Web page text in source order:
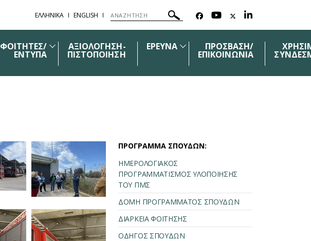
ΕΛΛΗΝΙΚΑ ENGLISH
ΦΟΙΤΗΤΕΣ/
ΕΝΤΥΠΑ
ΑΞΙΟΛΟΓΗΣΗ-
ΠΙΣΤΟΠΟΙΗΣΗ
ΕΡΕΥΝΑ ΠΡΟΣΒΑΣΗ/
ΕΠΙΚΟΙΝΩΝΙΑ
ΠΡΟΓΡΑΜΜΑ ΣΠΟΥΔΩΝ:
ΗΜΕΡΟΛΟΓΙΑΚΟΣ
ΠΡΟΓΡΑΜΜΑΤΙΣΜΟΣ ΥΛΟΠΟΙΗΣΗΣ
ΤΟΥ ΠΜΣ
ΔΟΜΗ ΠΡΟΓΡΑΜΜΑΤΟΣ ΣΠΟΥΔΩΝ
ΔΙΑΡΚΕΙΑ ΦΟΙΤΗΣΗΣ
ΟΔΗΓΟΣ ΣΠΟΥΔΩΝ